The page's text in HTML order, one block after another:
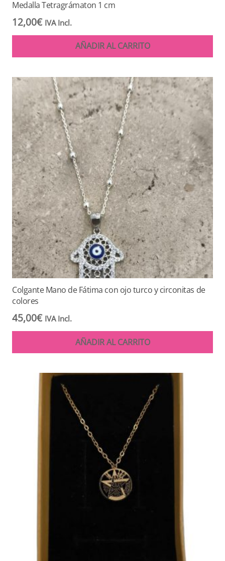
Medalla Tetragrámaton 1 cm
12,00€ IVA Incl.
AÑADIR AL CARRITO
Colgante Mano de Fátima con ojo turco y circonitas de
colores
45,00€ IVA Incl.
AÑADIR AL CARRITO